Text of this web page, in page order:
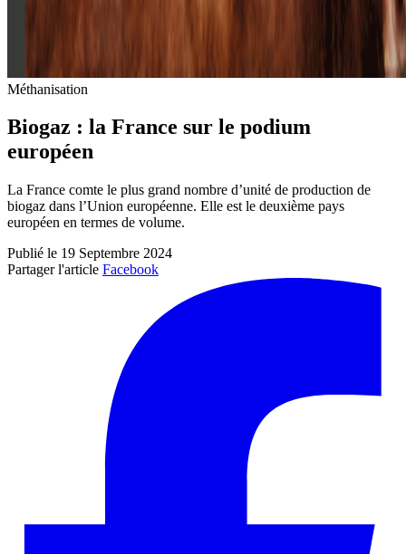
Méthanisation
Biogaz : la France sur le podium
européen
La France comte le plus grand nombre d’unité de production de
biogaz dans l’Union européenne. Elle est le deuxième pays
européen en termes de volume.
Publié le 19 Septembre 2024
Partager l'article Facebook